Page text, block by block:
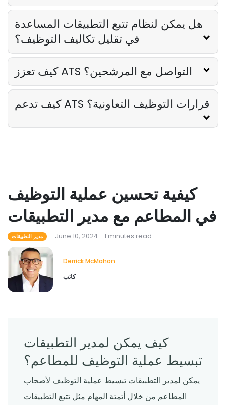
هل يمكن لنظام تتبع التطبيقات المساعدة
في تقليل تكاليف التوظيف؟
كيف تعزز ATS التواصل مع المرشحين؟
كيف تدعم ATS قرارات التوظيف التعاونية؟
كيفية تحسين عملية التوظيف
في المطاعم مع مدير التطبيقات
مدير التطبيقات June 10, 2024 - 1 minutes read
Derrick McMahon
كاتب
كيف يمكن لمدير التطبيقات
تبسيط عملية التوظيف للمطاعم؟
يمكن لمدير التطبيقات تبسيط عملية التوظيف لأصحاب
المطاعم من خلال أتمتة المهام مثل تتبع التطبيقات